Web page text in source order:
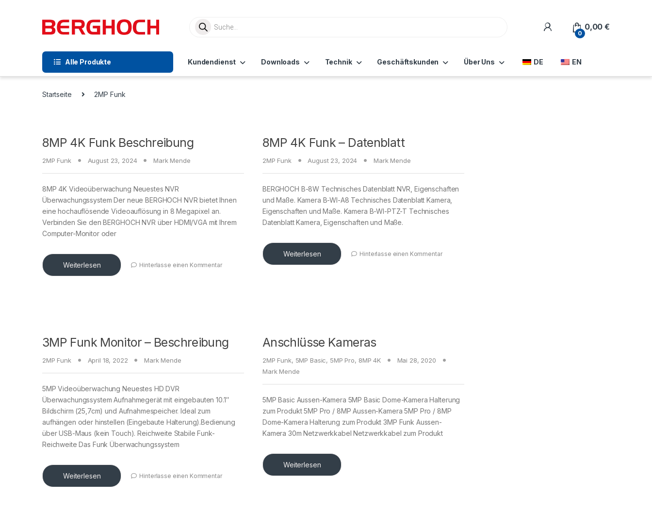
0
0,00€
Alle Produkte Kundendienst Downloads Technik Geschäftskunden Über Uns DE EN
Startseite 2MP Funk
8MP 4K Funk Beschreibung
2MP Funk August 23, 2024 Mark Mende
8MP 4K Videoüberwachung Neuestes NVR
Überwachungssystem Der neue BERGHOCH NVR bietet Ihnen
eine hochauflösende Videoauflösung in 8 Megapixel an.
Verbinden Sie den BERGHOCH NVR über HDMI/VGA mit Ihrem
Computer-Monitor oder
Weiterlesen Hinterlasse einen Kommentar
8MP 4K Funk – Datenblatt
2MP Funk August 23, 2024 Mark Mende
BERGHOCH B-8W Technisches Datenblatt NVR, Eigenschaften
und Maße. Kamera B-WI-A8 Technisches Datenblatt Kamera,
Eigenschaften und Maße. Kamera B-WI-PTZ-T Technisches
Datenblatt Kamera, Eigenschaften und Maße.
Weiterlesen Hinterlasse einen Kommentar
3MP Funk Monitor – Beschreibung
2MP Funk April 18, 2022 Mark Mende
5MP Videoüberwachung Neuestes HD DVR
Überwachungssystem Aufnahmegerät mit eingebauten 10.1″
Bildschirm (25,7cm) und Aufnahmespeicher. Ideal zum
aufhängen oder hinstellen (Eingebaute Halterung).Bedienung
über USB-Maus (kein Touch). Reichweite Stabile Funk-
Reichweite Das Funk Überwachungssystem
Weiterlesen Hinterlasse einen Kommentar
Anschlüsse Kameras
2MP Funk, 5MP Basic, 5MP Pro, 8MP 4K
Mai 28, 2020
Mark Mende
5MP Basic Aussen-Kamera 5MP Basic Dome-Kamera Halterung
zum Produkt 5MP Pro / 8MP Aussen-Kamera 5MP Pro / 8MP
Dome-Kamera Halterung zum Produkt 3MP Funk Aussen-
Kamera 30m Netzwerkkabel Netzwerkkabel zum Produkt
Weiterlesen